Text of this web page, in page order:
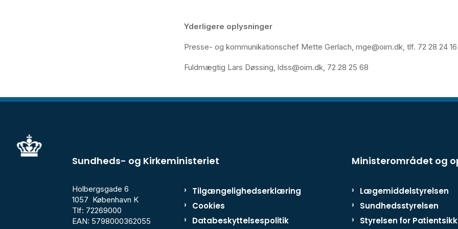
Yderligere oplysninger
Presse- og kommunikationschef Mette Gerlach, mge@oim.dk, tlf. 72 28 24 16
Fuldmægtig Lars Døssing, ldss@oim.dk, 72 28 25 68
Sundheds- og Kirkeministeriet Ministerområdet og
Holbergsgade 6
1057 København K
Tlf: 72269000
EAN: 5798000362055
Tilgængelighedserklæring
Cookies
Databeskyttelsespolitik
Lægemiddelstyrelsen
Sundhedsstyrelsen
Styrelsen for